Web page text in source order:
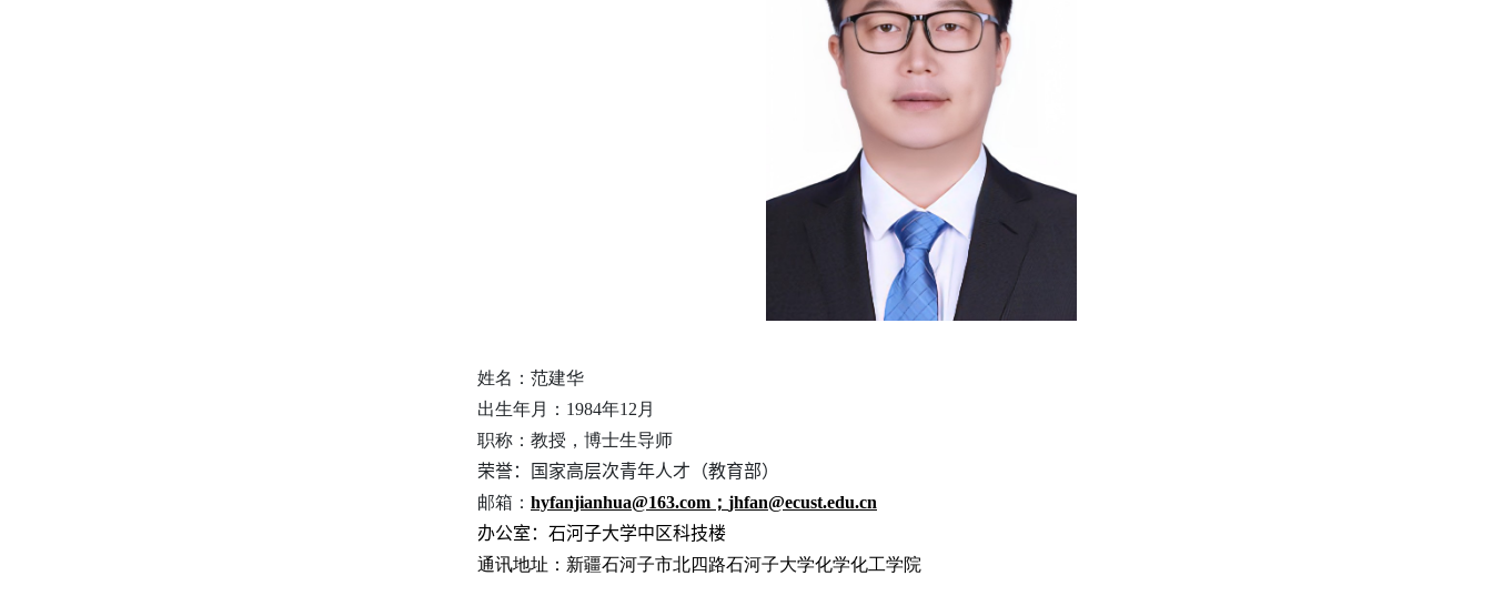
姓名：范建华
出生年月： 1984年12 月
职称：教授，博士生导师
荣誉：国家高层次青年人才（教育部）
邮箱： hyfanjianhua@163.com ； jhfan@ecust.edu.cn
办公室：石河子大学中区科技楼
通讯地址：新疆石河子市北四路石河子大学化学化工学院